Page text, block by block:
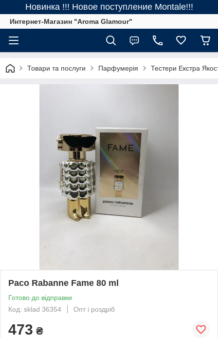
Новинка !!! Новое поступление Montale!!!
Интернет-Магазин "Aroma Glamour"
Товари та послуги Парфумерія Тестери Екстра
Paco Rabanne Fame 80 ml
Готово до відправки
Код: sklad 36354
Опт і роздріб
473 ₴